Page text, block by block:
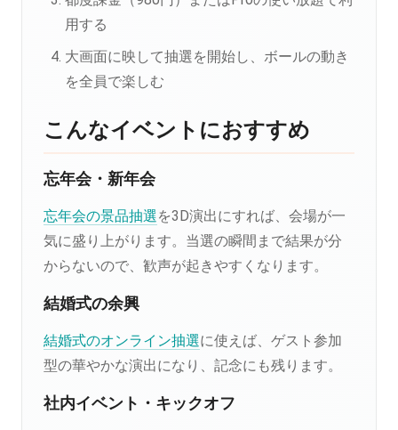
用する
大画面に映して抽選を開始し、ボールの動き
を全員で楽しむ
こんなイベントにおすすめ
忘年会・新年会
忘年会の景品抽選を3D演出にすれば、会場が一
気に盛り上がります。当選の瞬間まで結果が分
からないので、歓声が起きやすくなります。
結婚式の余興
結婚式のオンライン抽選に使えば、ゲスト参加
型の華やかな演出になり、記念にも残ります。
社内イベント・キックオフ